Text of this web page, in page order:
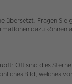
Fragen
dazu können
Oft sind dies
Bild, welches